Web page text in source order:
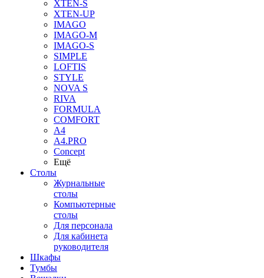
XTEN-S
XTEN-UP
IMAGO
IMAGO-M
IMAGO-S
SIMPLE
LOFTIS
STYLE
NOVA S
RIVA
FORMULA
COMFORT
A4
A4.PRO
Concept
Ещё
Столы
Журнальные
столы
Компьютерные
столы
Для персонала
Для кабинета
руководителя
Шкафы
Тумбы